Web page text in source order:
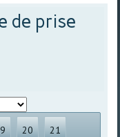
de prise
20 21